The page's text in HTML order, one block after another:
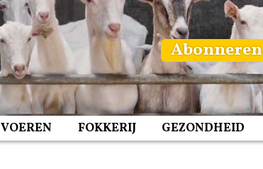
Abonneren
VOEREN FOKKERIJ GEZONDHEID